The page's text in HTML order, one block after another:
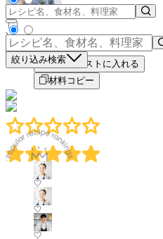
絞り込み検索
－
＋
買い物リストに入れる
材料コピー